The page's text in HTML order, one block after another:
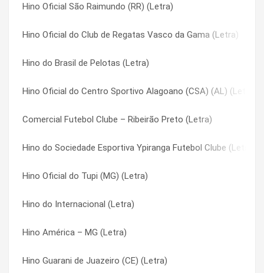
Hino Oficial São Raimundo (RR) (Letra)
Hino Oficial do Club de Regatas Vasco da Gama (Letra)
Hino do Brasil de Pelotas (Letra)
Hino Oficial do Centro Sportivo Alagoano (CSA) (AL) (Letra)
Comercial Futebol Clube – Ribeirão Preto (Letra)
Hino do Sociedade Esportiva Ypiranga Futebol Clube (Letra)
Hino Oficial do Tupi (MG) (Letra)
Hino do Internacional (Letra)
Hino América – MG (Letra)
Hino Guarani de Juazeiro (CE) (Letra)
Hino Oficial do Ceará Sporting Club (Letra)
Hino Oficial do Paysandu (Letra)
Hino Oficial do Goiás (Letra)
Hino do ABC Futebol Clube (Letra)
Hino Paraná Clube (Letra)
Hino Londrina Esporte Clube (Letra)
Hino do Internacional (Letra)
Hino Oficial Santa Cruz (Letra)
Hino Oficial do Vila Nova Futebol Clube (GO) (Letra)
Hino Oficial do Guarani (Letra)
Hino Oficial Do Esporte Clube Vitória (Letra)
Hino Oficial do Fast Clube (AM) (Letra)
Hino Oficial do Figueirense (Letra)
Hino Oficial do Flamengo (Letra)
Hino Oficial do Fluminense (Letra)
Hino Oficial do Fluminense de Feira Futebol Clube BA (Letra)
Hino Oficial do Globo Futebol Clube RN (Letra)
Hino Oficial do Goiás (Letra)
Hino Oficial Do Grêmio FBPA (Letra)
Hino Oficial do Guarani (Letra)